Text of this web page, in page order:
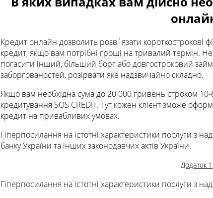
Кредит онлайн дозволить розв`язати
кредит, якщо вам потрібні гроші на тривалий термін.
погасити інший, більший борг або довгостроковий
заборгованостей, розірвати яке надзвичайно складно.
Якщо вам необхідна сума до 20 000 гривень строком 10-
кредитування SOS CREDIT. Тут кожен клієнт зможе
кредит на привабливих умовах.
Гіперпосилання на істотні характеристики послуги з
банку України та інших законодавчих актів України.
Додаток 1
Гіперпосилання на істотні характеристики послуги з